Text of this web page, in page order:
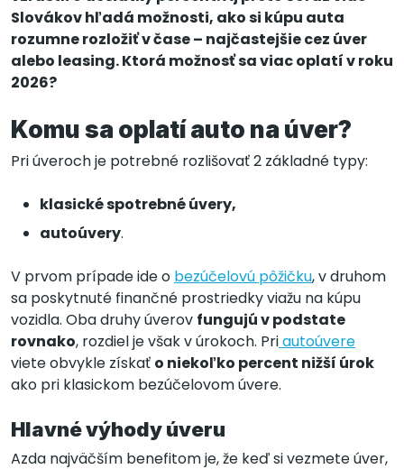
Slovákov hľadá možnosti, ako si kúpu auta
rozumne rozložiť v čase – najčastejšie cez úver
alebo leasing. Ktorá možnosť sa viac oplatí v roku
2026?
Komu sa oplatí auto na úver?
Pri úveroch je potrebné rozlišovať 2 základné typy:
klasické spotrebné úvery,
autoúvery.
V prvom prípade ide o bezúčelovú pôžičku, v druhom
sa poskytnuté finančné prostriedky viažu na kúpu
vozidla. Oba druhy úverov fungujú v podstate
rovnako, rozdiel je však v úrokoch. Priautoúvere
viete obvykle získať o niekoľko percent nižší úrok
ako pri klasickom bezúčelovom úvere.
Hlavné výhody úveru
Azda najväčším benefitom je, že keď si vezmete úver,